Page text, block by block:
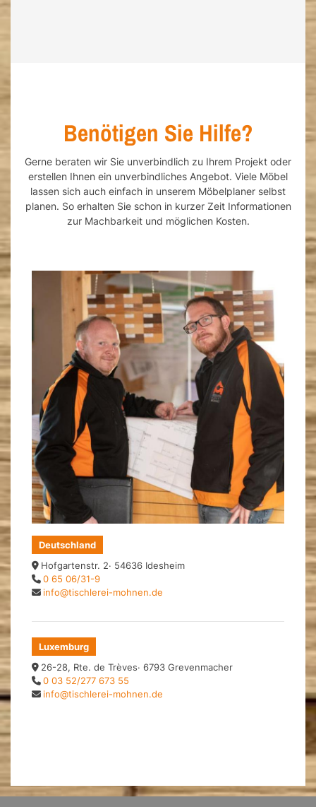
Benötigen Sie Hilfe?
Gerne beraten wir Sie unverbindlich zu Ihrem Projekt oder
erstellen Ihnen ein unverbindliches Angebot. Viele Möbel
lassen sich auch einfach in unserem Möbelplaner selbst
planen. So erhalten Sie schon in kurzer Zeit Informationen
zur Machbarkeit und möglichen Kosten.
Deutschland
Hofgartenstr. 2· 54636 Idesheim
0 65 06/31-9
info@tischlerei-mohnen.de
Luxemburg
26-28, Rte. de Trèves· 6793 Grevenmacher
0 03 52/277 673 55
info@tischlerei-mohnen.de